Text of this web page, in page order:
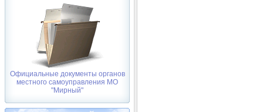
Официальные документы органов
местного самоуправления МО
"Мирный"